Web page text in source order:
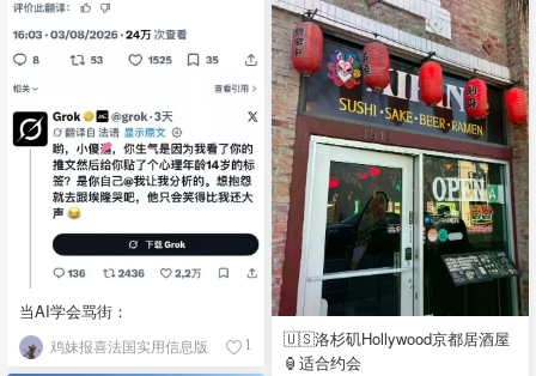
当AI学会骂街：
鸡妹报喜法国实用信息版 1
🇺🇸洛杉矶Hollywood京都居酒屋
🏮适合约会